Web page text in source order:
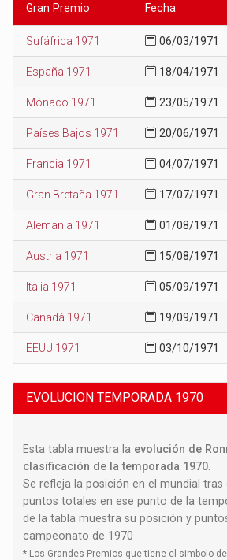
Gran Premio Fecha
Sufáfrica 1971 06/03/1971
España 1971 18/04/1971
Mónaco 1971 23/05/1971
Países Bajos 1971 20/06/1971
Francia 1971 04/07/1971
Gran Bretaña 1971 17/07/1971
Alemania 1971 01/08/1971
Austria 1971 15/08/1971
Italia 1971 05/09/1971
Canadá 1971 19/09/1971
EEUU 1971 03/10/1971
EVOLUCION TEMPORADA 1970
Esta tabla muestra la evolución de
clasificación de la temporada 1970
Se refleja la posición en el mundial
puntos totales en ese punto de la
de la tabla muestra su posición y
campeonato de 1970
* Los Grandes Premios que tiene el simbolo